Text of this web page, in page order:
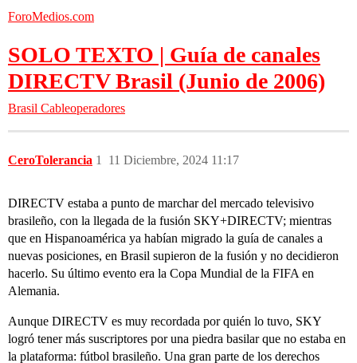
ForoMedios.com
SOLO TEXTO | Guía de canales
DIRECTV Brasil (Junio de 2006)
Brasil Cableoperadores
CeroTolerancia 11 Diciembre, 2024 11:17
1
DIRECTV estaba a punto de marchar del mercado televisivo
brasileño, con la llegada de la fusión SKY+DIRECTV; mientras
que en Hispanoamérica ya habían migrado la guía de canales a
nuevas posiciones, en Brasil supieron de la fusión y no decidieron
hacerlo. Su último evento era la Copa Mundial de la FIFA en
Alemania.
Aunque DIRECTV es muy recordada por quién lo tuvo, SKY
logró tener más suscriptores por una piedra basilar que no estaba en
la plataforma: fútbol brasileño. Una gran parte de los derechos